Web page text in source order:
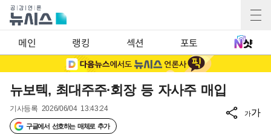
메인 랭킹 섹션 포토
뉴보텍, 최대주주·회장 등 자사주 매입
기사등록 2026/06/04 13:43:24
구글에서 선호하는 매체로 추가
가가